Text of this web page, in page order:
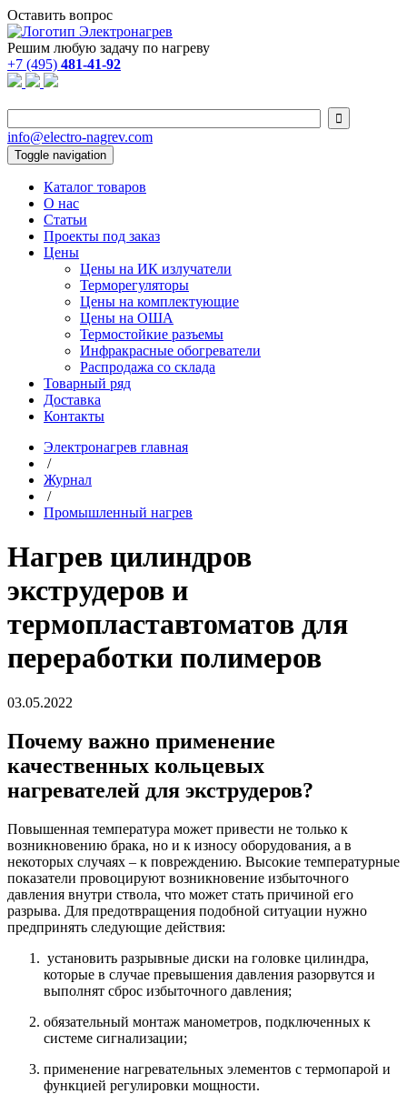
Оставить вопрос
Решим любую задачу по нагреву
+7 (495) 481-41-92

info@electro-nagrev.com
Toggle navigation
Каталог товаров
О нас
Статьи
Проекты под заказ
Цены
Цены на ИК излучатели
Терморегуляторы
Цены на комплектующие
Цены на ОША
Термостойкие разъемы
Инфракрасные обогреватели
Распродажа со склада
Товарный ряд
Доставка
Контакты
Электронагрев главная
/
Журнал
/
Промышленный нагрев
Нагрев цилиндров
экструдеров и
термопластавтоматов для
переработки полимеров
03.05.2022
Почему важно применение
качественных кольцевых
нагревателей для экструдеров?
Повышенная температура может привести не только к
возникновению брака, но и к износу оборудования, а в
некоторых случаях – к повреждению. Высокие температурные
показатели провоцируют возникновение избыточного
давления внутри ствола, что может стать причиной его
разрыва. Для предотвращения подобной ситуации нужно
предпринять следующие действия:
установить разрывные диски на головке цилиндра,
которые в случае превышения давления разорвутся и
выполнят сброс избыточного давления;
обязательный монтаж манометров, подключенных к
системе сигнализации;
применение нагревательных элементов с термопарой и
функцией регулировки мощности.